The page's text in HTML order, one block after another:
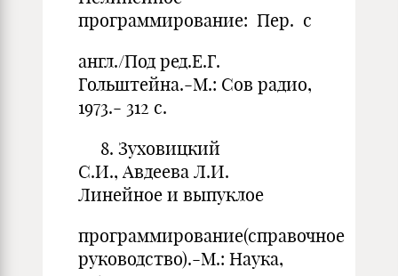
программирование: Пер. с
англ./Под ред.Е.Г.
Гольштейна.-М.: Сов радио,
1973.- 312 с.
8. Зуховицкий
С.И., Авдеева Л.И.
Линейное и выпуклое
программирование(справочное
руководство).-М.: Наука,